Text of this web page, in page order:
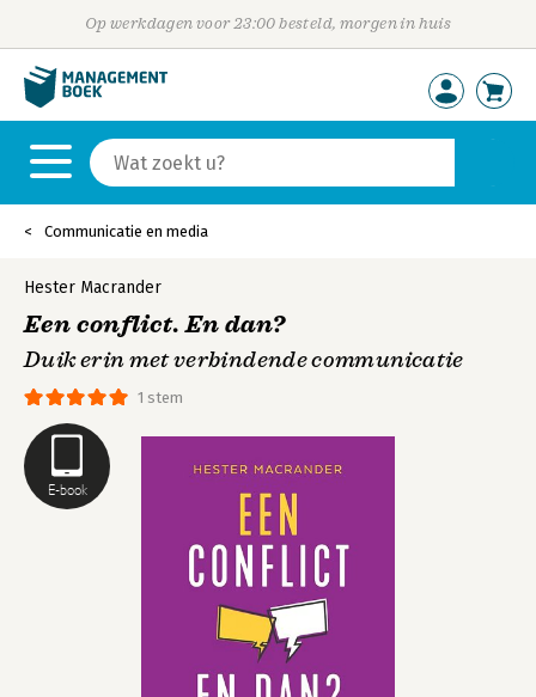
Op werkdagen voor 23:00 besteld, morgen in huis
Communicatie en media
E-book
1 stem
Hester Macrander
Een conflict. En dan?
Duik erin met verbindende communicatie